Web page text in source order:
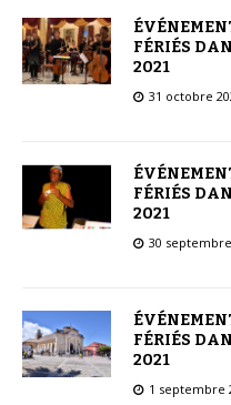
FÉRIÉS
2021
31 octobre
FÉRIÉS
2021
30 septembre
FÉRIÉS
2021
1 septembre